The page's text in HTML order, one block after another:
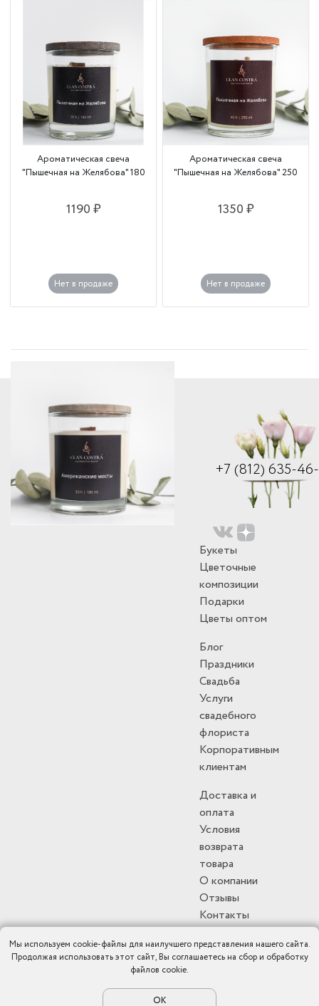
Ароматическая свеча
"Пышечная на Желябова" 180
1190 ₽
Нет в продаже
Ароматическая свеча
"Пышечная на Желябова" 250
1350 ₽
Нет в продаже
+7 (812) 635-
Букеты
Цветочные
композиции
Подарки
Цветы оптом
Блог
Праздники
Свадьба
Услуги
свадебного
флориста
Корпоративным
клиентам
Доставка и
оплата
Условия
возврата
товара
О компании
Отзывы
Контакты
Политика конфиденциальности|Публичная оферта
сайта
Мы используем cookie-файлы для наилучшего представления нашего сайта.
Продолжая использовать этот сайт, Вы соглашаетесь на сбор и обработку
файлов cookie.
ОК